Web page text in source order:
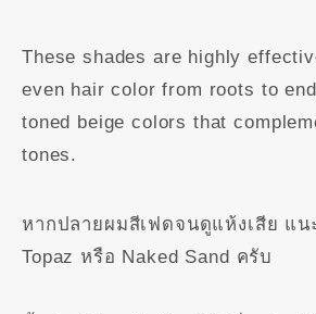
These shades are highly
even hair color from roots to
toned beige colors that
tones.
หากปลายผมสีเฟดจนดูแห้งเสีย แน
Topaz หรือ Naked Sand ครับ